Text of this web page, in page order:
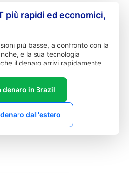
più rapidi ed economici,
più basse, a confronto con la
e la sua tecnologia
il denaro arrivi rapidamente.
denaro in Brazil
denaro dall'estero